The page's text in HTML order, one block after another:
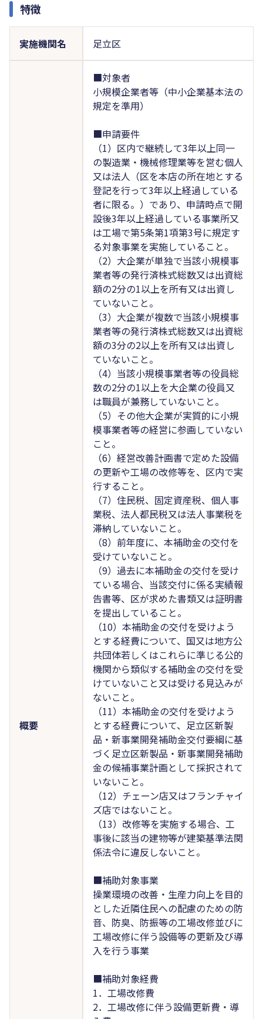
特徴
実施機関名 足立区
概要
■対象者
小規模企業者等（中小企業基本法の
規定を準用）
■申請要件
（1）区内で継続して3年以上同一
の製造業・機械修理業等を営む個人
又は法人（区を本店の所在地とする
登記を行って3年以上経過している
者に限る。）であり、申請時点で開
設後3年以上経過している事業所又
は工場で第5条第1項第3号に規定す
る対象事業を実施していること。
（2）大企業が単独で当該小規模事
業者等の発行済株式総数又は出資総
額の2分の1以上を所有又は出資し
ていないこと。
（3）大企業が複数で当該小規模事
業者等の発行済株式総数又は出資総
額の3分の2以上を所有又は出資し
ていないこと。
（4）当該小規模事業者等の役員総
数の2分の1以上を大企業の役員又
は職員が兼務していないこと。
（5）その他大企業が実質的に小規
模事業者等の経営に参画していない
こと。
（6）経営改善計画書で定めた設備
の更新や工場の改修等を、区内で実
行すること。
（7）住民税、固定資産税、個人事
業税、法人都民税又は法人事業税を
滞納していないこと。
（8）前年度に、本補助金の交付を
受けていないこと。
（9）過去に本補助金の交付を受け
ている場合、当該交付に係る実績報
告書等、区が求めた書類又は証明書
を提出していること。
（10）本補助金の交付を受けよう
とする経費について、国又は地方公
共団体若しくはこれらに準じる公的
機関から類似する補助金の交付を受
けていないこと又は受ける見込みが
ないこと。
（11）本補助金の交付を受けよう
とする経費について、足立区新製
品・新事業開発補助金交付要綱に基
づく足立区新製品・新事業開発補助
金の候補事業計画として採択されて
いないこと。
（12）チェーン店又はフランチャイ
ズ店ではないこと。
（13）改修等を実施する場合、工
事後に該当の建物等が建築基準法関
係法令に違反しないこと。
■補助対象事業
操業環境の改善・生産力向上を目的
とした近隣住民への配慮のための防
音、防臭、防振等の工場改修並びに
工場改修に伴う設備等の更新及び導
入を行う事業
■補助対象経費
1．工場改修費
2．工場改修に伴う設備更新費・導